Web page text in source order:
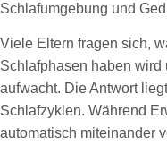
Schlafumgebung und
Viele Eltern fragen sich,
Schlafphasen haben wird
aufwacht. Die Antwort
Schlafzyklen. Während
automatisch miteinander